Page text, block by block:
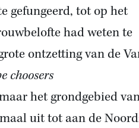
gefungeerd, tot op het
had weten te
ontzetting van de
choosers
het grondgebied
uit tot aan de